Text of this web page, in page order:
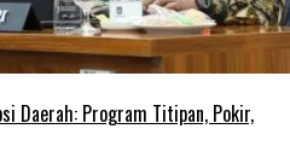
Daerah: Program Titipan, Pokir,